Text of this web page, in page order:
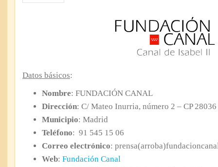
Datos básicos:
Nombre: FUNDACIÓN CANAL
Dirección: C/ Mateo Inurria, número 2 – CP 28036
Municipio: Madrid
Teléfono: 91 545 15 06
Correo electrónico:
Web: Fundación Canal